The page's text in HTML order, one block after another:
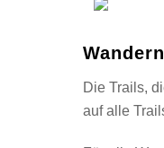
Die Trails,
auf alle